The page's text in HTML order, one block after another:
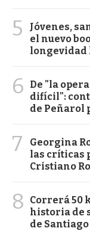
5
Jóvenes,
el nuevo
longevidad
6
De "la
difícil":
de Peñarol
7
Georgina
las críticas
Cristiano
8
Correrá 50
historia de
de